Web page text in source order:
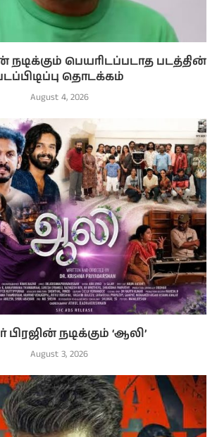
நடிக்கும் பெயரிடப்படாத படத்தின்
தொடக்கம்
August 4, 2026
பிரஜின் நடிக்கும் ‘ஆலி’
August 3, 2026